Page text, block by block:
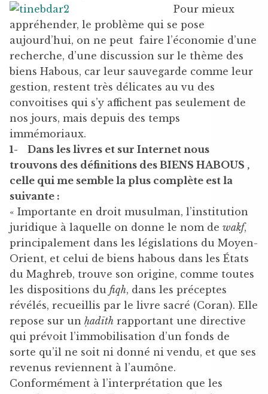
Pour mieux
appréhender, le problème qui se pose
aujourd’hui, on ne peut faire l’économie d’une
recherche, d’une discussion sur le thème des
biens Habous, car leur sauvegarde comme leur
gestion, restent très délicates au vu des
convoitises qui s’y affichent pas seulement de
nos jours, mais depuis des temps
immémoriaux.
1- Dans les livres et sur Internet nous
trouvons des définitions des BIENS HABOUS ,
celle qui me semble la plus complète est la
suivante :
« Importante en droit musulman, l’institution
juridique à laquelle on donne le nom de wakf,
principalement dans les législations du Moyen-
Orient, et celui de biens habous dans les États
du Maghreb, trouve son origine, comme toutes
les dispositions du fiqh, dans les préceptes
révélés, recueillis par le livre sacré (Coran). Elle
repose sur un ḥadīth rapportant une directive
qui prévoit l’immobilisation d’un fonds de
sorte qu’il ne soit ni donné ni vendu, et que ses
revenus reviennent à l’aumône.
Conformément à l’interprétation que les